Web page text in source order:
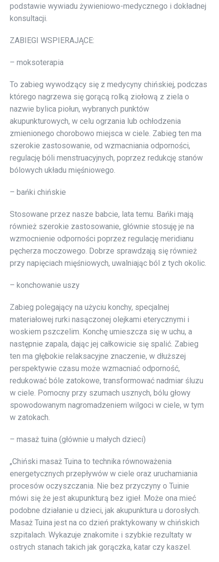
podstawie wywiadu żywieniowo-medycznego i dokładnej
konsultacji.
ZABIEGI WSPIERAJĄCE:
– moksoterapia
To zabieg wywodzący się z medycyny chińskiej, podczas
którego nagrzewa się gorącą rolką ziołową z ziela o
nazwie bylica piołun, wybranych punktów
akupunkturowych, w celu ogrzania lub ochłodzenia
zmienionego chorobowo miejsca w ciele. Zabieg ten ma
szerokie zastosowanie, od wzmacniania odporności,
regulację bóli menstruacyjnych, poprzez redukcję stanów
bólowych układu mięśniowego.
– bańki chińskie
Stosowane przez nasze babcie, lata temu. Bańki mają
również szerokie zastosowanie, głównie stosuję je na
wzmocnienie odporności poprzez regulację meridianu
pęcherza moczowego. Dobrze sprawdzają się również
przy napięciach mięśniowych, uwalniając ból z tych okolic.
– konchowanie uszy
Zabieg polegający na użyciu konchy, specjalnej
materiałowej rurki nasączonej olejkami eterycznymi i
woskiem pszczelim. Konchę umieszcza się w uchu, a
następnie zapala, dając jej całkowicie się spalić. Zabieg
ten ma głębokie relaksacyjne znaczenie, w dłuższej
perspektywie czasu może wzmacniać odporność,
redukować bóle zatokowe, transformować nadmiar śluzu
w ciele. Pomocny przy szumach usznych, bólu głowy
spowodowanym nagromadzeniem wilgoci w ciele, w tym
w zatokach.
– masaż tuina (głównie u małych dzieci)
„Chiński masaż Tuina to technika równoważenia
energetycznych przepływów w ciele oraz uruchamiania
procesów oczyszczania. Nie bez przyczyny o Tuinie
mówi się że jest akupunkturą bez igieł. Może ona mieć
podobne działanie u dzieci, jak akupunktura u dorosłych.
Masaż Tuina jest na co dzień praktykowany w chińskich
szpitalach. Wykazuje znakomite i szybkie rezultaty w
ostrych stanach takich jak gorączka, katar czy kaszel.